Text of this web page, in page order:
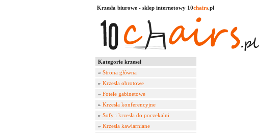
Krzesła biurowe - sklep internetowy 10chairs.pl
Kategorie krzeseł
« Strona główna
» Krzesła obrotowe
» Fotele gabinetowe
» Krzesła konferencyjne
» Sofy i krzesła do poczekalni
» Krzesła kawiarniane